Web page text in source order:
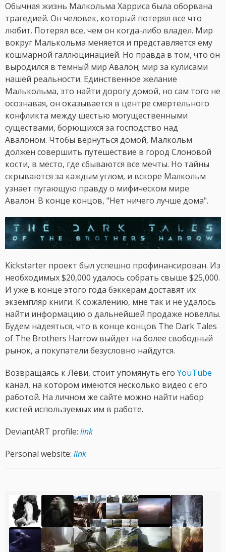
Обычная жизнь Малкольма Харриса была оборвана
трагедией. Он человек, который потерял все что
любит. Потерял все, чем он когда-либо владел. Мир
вокруг Малькольма меняется и представляется ему
кошмарной галлюцинацией. Но правда в том, что он
выродился в темный мир Авалон; мир за кулисами
нашей реальности. Единственное желание
Малькольма, это найти дорогу домой, но сам того не
осознавая, он оказывается в центре смертельного
конфликта между шестью могущественными
существами, борющихся за господство над
Авалоном. Чтобы вернуться домой, Малкольм
должен совершить путешествие в город Слоновой
кости, в место, где сбываются все мечты. Но тайны
скрываются за каждым углом, и вскоре Малкольм
узнает пугающую правду о мифическом мире
Авалон. В конце концов, "Нет ничего лучше дома".
Kickstarter проект был успешно профинансирован. Из
необходимых $20,000 удалось собрать свыше $25,000.
И уже в конце этого года бэккерам доставят их
экземпляр книги. К сожалению, мне так и не удалось
найти информацию о дальнейшей продаже новеллы.
Будем надеяться, что в конце концов The Dark Tales
of The Brothers Harrow выйдет на более свободный
рынок, а покупатели безусловно найдутся.
Возвращаясь к Леви, стоит упомянуть его YouTube
канал, на котором имеются несколько видео с его
работой. На личном же сайте можно найти набор
кистей используемых им в работе.
DeviantART profile: link
Personal website: link